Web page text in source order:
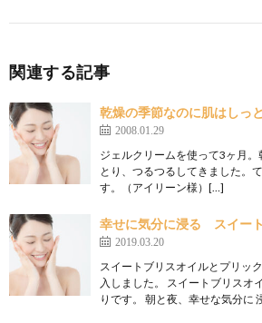
関連する記事
乾燥の季節なのに肌はしっ
2008.01.29
ジェルクリームを使って3ヶ月
とり、つるつるしてきました。
す。（アイリーン様）[…]
幸せに気分に浸る スイー
2019.03.20
スイートブリスオイルとプリッ
入しました。 スイートブリスオ
りです。 朝と夜、幸せな気分に